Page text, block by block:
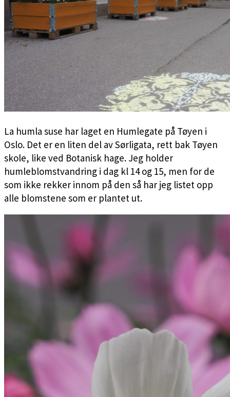
La humla suse har laget en Humlegate på Tøyen i
Oslo. Det er en liten del av Sørligata, rett bak Tøyen
skole, like ved Botanisk hage. Jeg holder
humleblomstvandring i dag kl 14 og 15, men for de
som ikke rekker innom på den så har jeg listet opp
alle blomstene som er plantet ut.